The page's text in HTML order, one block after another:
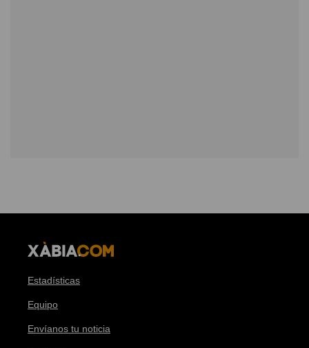
Estadísticas
Equipo
Envíanos tu noticia